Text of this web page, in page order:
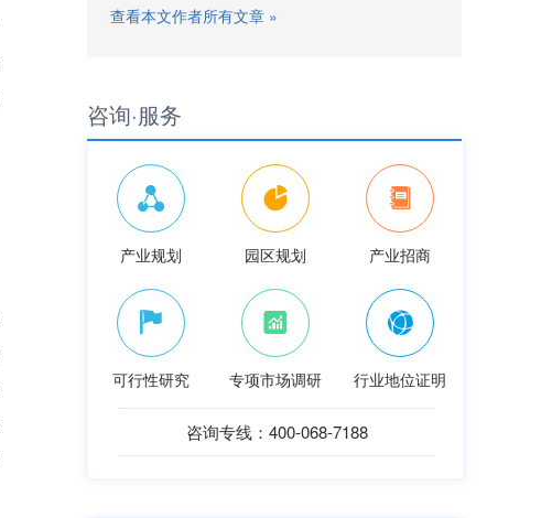
查看本文作者所有文章 »
咨询·服务
产业规划 园区规划 产业招商
可行性研究 专项市场调研 行业地位证明
咨询专线：400-068-7188